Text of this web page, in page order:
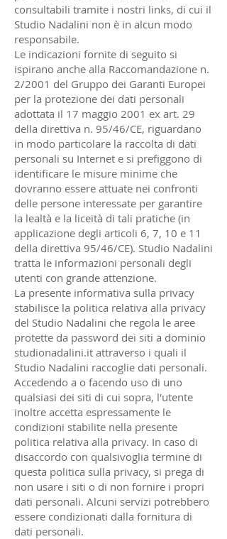
consultabili tramite i nostri links, di cui il
Studio Nadalini non è in alcun modo
responsabile.
Le indicazioni fornite di seguito si
ispirano anche alla Raccomandazione n.
2/2001 del Gruppo dei Garanti Europei
per la protezione dei dati personali
adottata il 17 maggio 2001 ex art. 29
della direttiva n. 95/46/CE, riguardano
in modo particolare la raccolta di dati
personali su Internet e si prefiggono di
identificare le misure minime che
dovranno essere attuate nei confronti
delle persone interessate per garantire
la lealtà e la liceità di tali pratiche (in
applicazione degli articoli 6, 7, 10 e 11
della direttiva 95/46/CE). Studio Nadalini
tratta le informazioni personali degli
utenti con grande attenzione.
La presente informativa sulla privacy
stabilisce la politica relativa alla privacy
del Studio Nadalini che regola le aree
protette da password dei siti a dominio
studionadalini.it attraverso i quali il
Studio Nadalini raccoglie dati personali.
Accedendo a o facendo uso di uno
qualsiasi dei siti di cui sopra, l'utente
inoltre accetta espressamente le
condizioni stabilite nella presente
politica relativa alla privacy. In caso di
disaccordo con qualsivoglia termine di
questa politica sulla privacy, si prega di
non usare i siti o di non fornire i propri
dati personali. Alcuni servizi potrebbero
essere condizionati dalla fornitura di
dati personali.